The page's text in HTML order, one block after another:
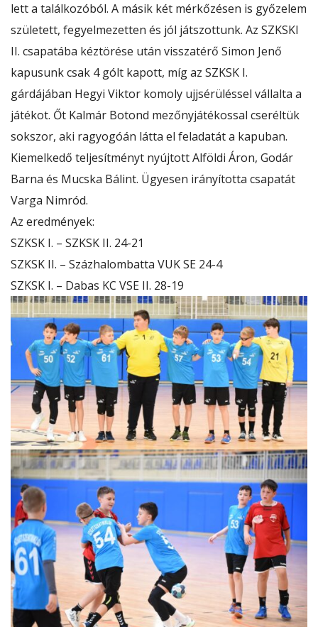
lett a találkozóból. A másik két mérkőzésen is győzelem
született, fegyelmezetten és jól játszottunk. Az SZKSKI
II. csapatába kéztörése után visszatérő Simon Jenő
kapusunk csak 4 gólt kapott, míg az SZKSK I.
gárdájában Hegyi Viktor komoly ujjsérüléssel vállalta a
játékot. Őt Kalmár Botond mezőnyjátékossal cseréltük
sokszor, aki ragyogóán látta el feladatát a kapuban.
Kiemelkedő teljesítményt nyújtott Alföldi Áron, Godár
Barna és Mucska Bálint. Ügyesen irányította csapatát
Varga Nimród.
Az eredmények:
SZKSK I. – SZKSK II. 24-21
SZKSK II. – Százhalombatta VUK SE 24-4
SZKSK I. – Dabas KC VSE II. 28-19